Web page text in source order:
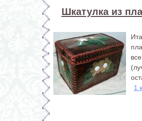
Шкатулка из
1